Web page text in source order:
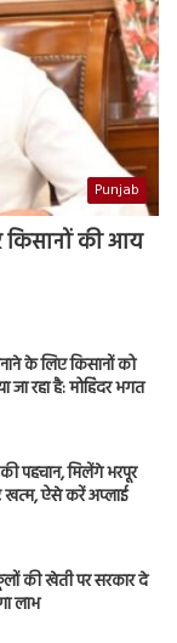
Punjab
किसानों की आय
के लिए किसानों को
जा रहा है: मोहिंदर भगत
पहचान, मिलेंगे भरपूर
खत्म, ऐसे करें अप्लाई
की खेती पर सरकार दे
लाभ